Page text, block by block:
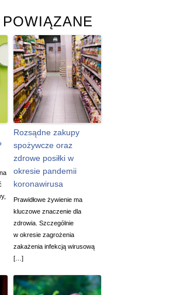
Rozsądne zakupy
spożywcze oraz
zdrowe posiłki w
okresie pandemii
koronawirusa
Prawidłowe żywienie ma
kluczowe znaczenie dla
zdrowia. Szczególnie
w okresie zagrożenia
zakażenia infekcją wirusową
[…]